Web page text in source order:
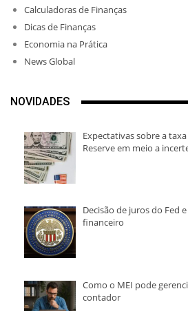
Calculadoras de Finanças
Dicas de Finanças
Economia na Prática
News Global
NOVIDADES
Expectativas sobre a
Reserve em meio a
Decisão de juros do Fed
financeiro
Como o MEI pode
contador